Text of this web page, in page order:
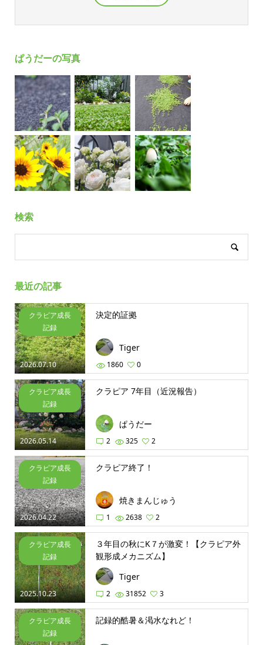
ぱうだーの写真
検索
最近の記事
2026.07.10
クラピア成長
記録
決定的証拠
Tiger
1860 0
2026.05.14
クラピア成長
記録
クラピア 7年目（近況報告）
ぱうだー
2 325 2
2026.04.22
クラピア成長
記録
クラピア終了！
焼きまんじゅう
1 2638 2
2025.10.23
クラピア成長
記録
３年目の秋にK７が激変！【クラピア外
観形成メカニズム】
Tiger
2 31852 3
クラピア成長
記録
記録的酷暑＆渇水なれど！